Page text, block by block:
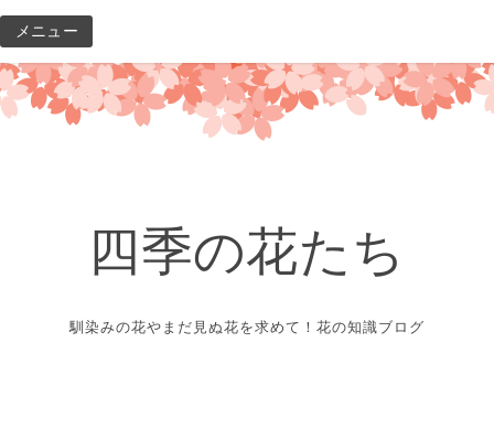
コ
ン
テ
ン
メニュー
四季の花たち
馴染みの花やまだ見ぬ花を求めて！花の知識ブログ